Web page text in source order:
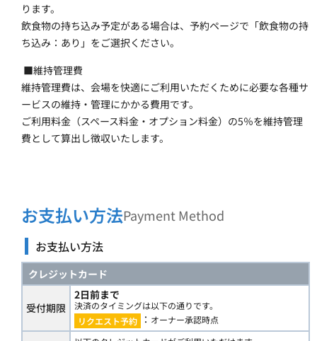
ります。
飲食物の持ち込み予定がある場合は、予約ページで「飲食物の持
ち込み：あり」をご選択ください。
■維持管理費
維持管理費は、会場を快適にご利用いただくために必要な各種サ
ービスの維持・管理にかかる費用です。
ご利用料金（スペース料金・オプション料金）の5％を維持管理
費として算出し徴収いたします。
お支払い方法Payment Method
お支払い方法
クレジットカード
受付期限
2日前まで
決済のタイミングは以下の通りです。
リクエスト予約
： オーナー承認時点